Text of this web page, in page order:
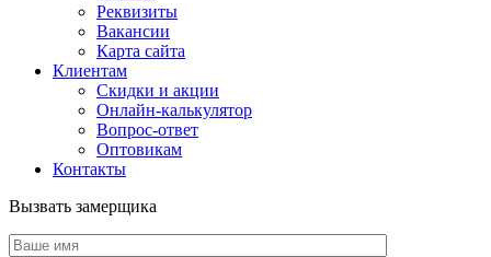
Реквизиты
Вакансии
Карта сайта
Клиентам
Скидки и акции
Онлайн-калькулятор
Вопрос-ответ
Оптовикам
Контакты
Вызвать замерщика